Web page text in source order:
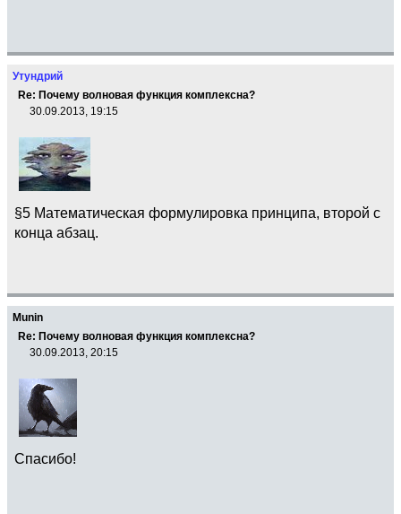
Утундрий
Re: Почему волновая функция комплексна?
30.09.2013, 19:15
§5 Математическая формулировка принципа, второй с
конца абзац.
Munin
Re: Почему волновая функция комплексна?
30.09.2013, 20:15
Спасибо!